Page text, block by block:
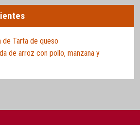
de Tarta de queso
de arroz con pollo, manzana y